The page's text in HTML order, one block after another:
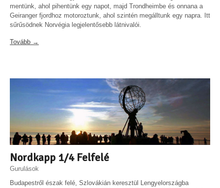
mentünk, ahol pihentünk egy napot, majd Trondheimbe és onnana a
Geiranger fjordhoz motoroztunk, ahol szintén megálltunk egy napra. Itt
sűrűsödnek Norvégia legjelentősebb látnivalói.
Tovább →
Nordkapp 1/4 Felfelé
Gurulások
Budapestről észak felé, Szlovákián keresztül Lengyelországba